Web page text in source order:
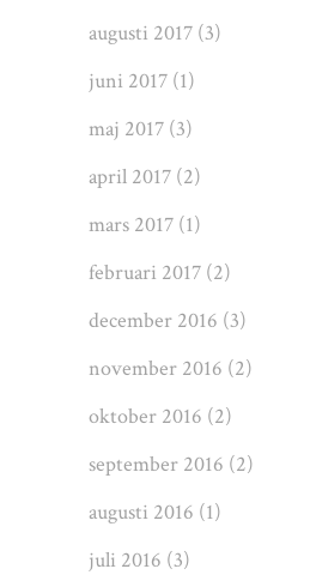
augusti 2017 (3)
juni 2017 (1)
maj 2017 (3)
april 2017 (2)
mars 2017 (1)
februari 2017 (2)
december 2016 (3)
november 2016 (2)
oktober 2016 (2)
september 2016 (2)
augusti 2016 (1)
juli 2016 (3)